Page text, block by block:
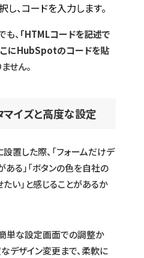
し、コードを入力します。
、 「HTMLコードを記述で
こにHubSpotのコードを貼
せん。
イズと高度な設定
置した際、「フォームだけデ
る」「ボタンの色を自社の
い」と感じることがあるか
単な設定画面での調整か
デザイン変更まで、柔軟に